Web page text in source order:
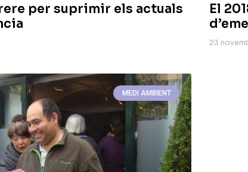
per suprimir els actuals
El
23
MEDI AMBIENT